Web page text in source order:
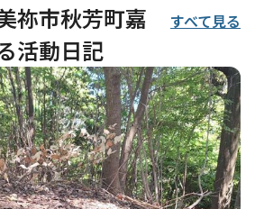
祢市秋芳町嘉
活動日記
すべて見る